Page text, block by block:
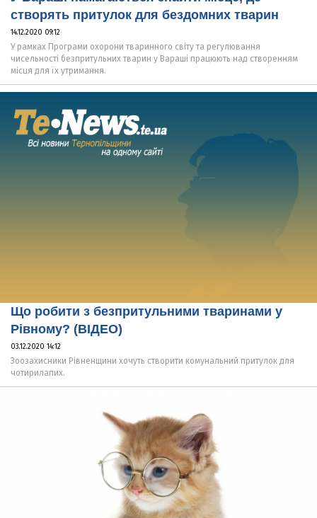
створять притулок для бездомних тварин
14.12.2020 09:12
У рамках Програми охорони тваринного світу та регулювання
чисельності безпритульних тварин у Вараші працюють над створенням
місця для їх утримання.
Що робити з безпритульними тваринами у
Рівному? (ВІДЕО)
03.12.2020 14:12
Зоозахисники Рівненщини хочуть створити комунальний притулок для
чотирилапих.